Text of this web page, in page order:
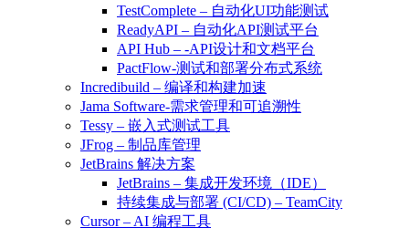
TestComplete – 自动化UI功能测试
ReadyAPI – 自动化API测试平台
API Hub – -API设计和文档平台
PactFlow-测试和部署分布式系统
Incredibuild – 编译和构建加速
Jama Software-需求管理和可追溯性
Tessy – 嵌入式测试工具
JFrog – 制品库管理
JetBrains 解决方案
JetBrains – 集成开发环境（IDE）
持续集成与部署 (CI/CD) – TeamCity
Cursor – AI 编程工具